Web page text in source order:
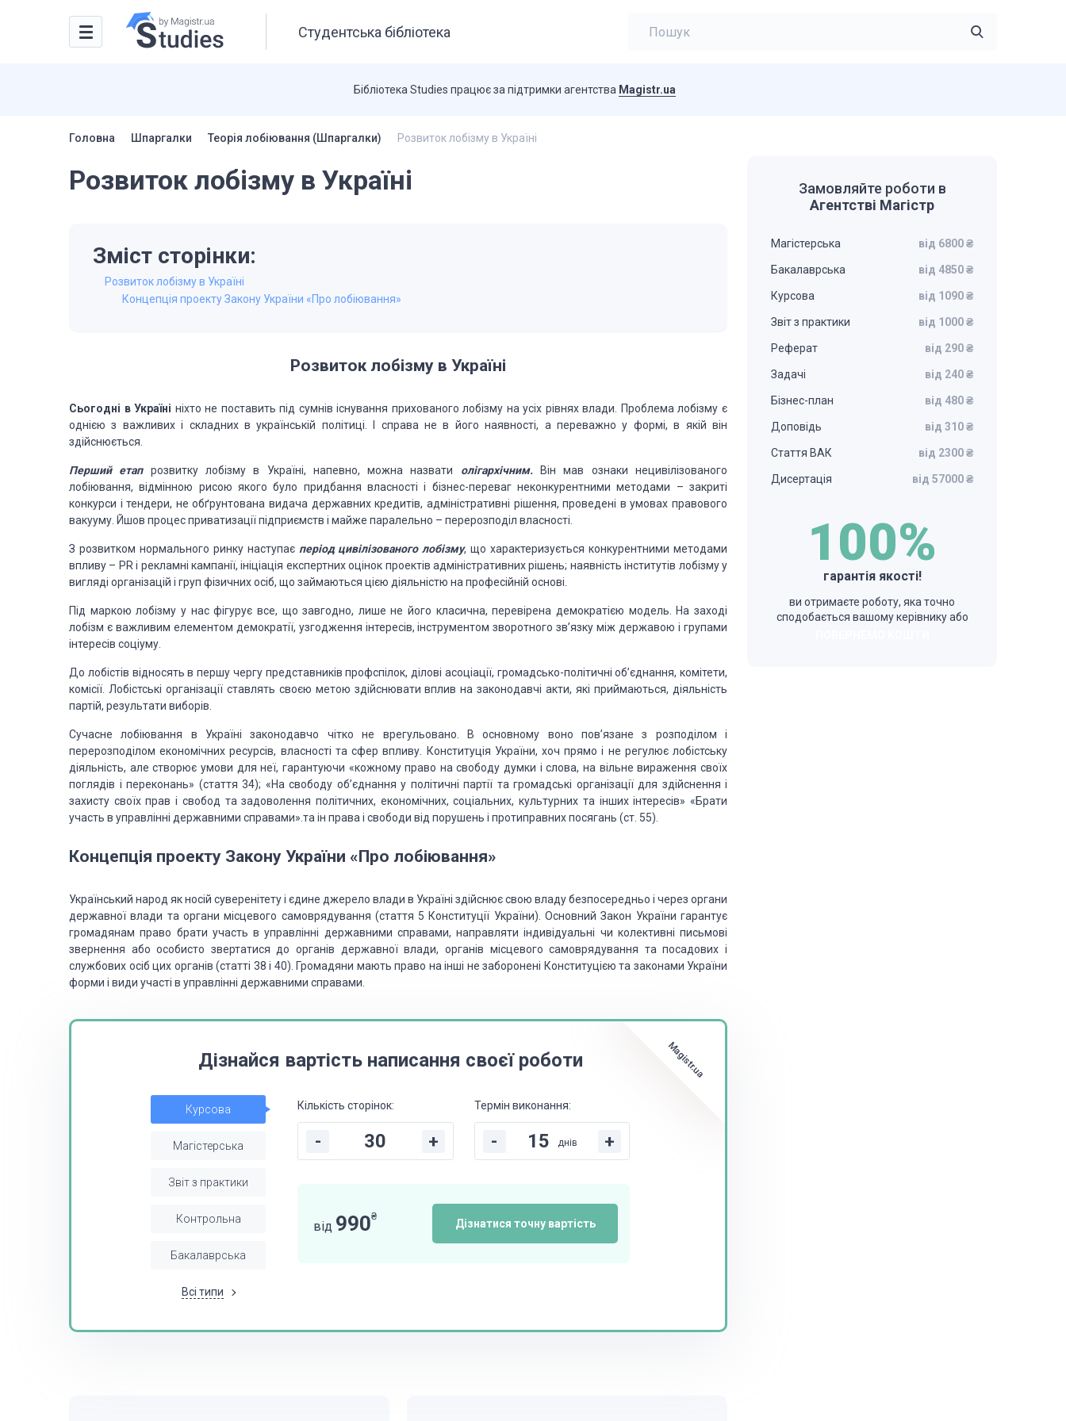
Студентська бібліотека
Бібліотека Studies працює за підтримки агентства Magistr.ua
Головна Шпаргалки Теорія лобіювання (Шпаргалки) Розвиток лобізму в Україні
Розвиток лобізму в Україні
Зміст сторінки:
Розвиток лобізму в Україні
Концепція проекту Закону України «Про лобіювання»
Розвиток лобізму в Україні
Сьогодні в Україні ніхто не поставить під сумнів існування прихованого лобізму на усіх рівнях влади. Проблема лобізму є
однією з важливих і складних в українській політиці. І справа не в його наявності, а переважно у формі, в якій він
здійснюється.
Перший етапрозвитку лобізму в Україні, напевно, можна назвати олігархічним.Він мав ознаки нецивілізованого
лобіювання, відмінною рисою якого було придбання власності і бізнес-переваг неконкурентними методами – закриті
конкурси і тендери, не обґрунтована видача державних кредитів, адміністративні рішення, проведені в умовах правового
вакууму. Йшов процес приватизаціїпідприємств і майже паралельно – перерозподіл власності.
З розвитком нормального ринку наступає період цивілізованого лобізму, що характеризується конкурентними методами
впливу – PR і рекламні кампанії, ініціація експертних оцінок проектів адміністративних рішень; наявність інститутів лобізму у
вигляді організацій і груп фізичних осіб, що займаються цією діяльністю на професійній основі.
Під маркою лобізму у нас фігурує все, що завгодно, лише не його класична, перевірена демократією модель. На заході
лобізм є важливим елементом демократії, узгодження інтересів, інструментом зворотного зв’язку між державою і групами
інтересів соціуму.
До лобістів відносять в першу чергу представників профспілок, ділові асоціації, громадсько-політичні об’єднання, комітети,
комісії. Лобістські організації ставлять своєю метою здійснювати вплив на законодавчі акти, які приймаються, діяльність
партій, результати виборів.
Сучасне лобіювання в Україні законодавчо чітко не врегульовано. В основному воно пов’язане з розподілом і
перерозподілом економічних ресурсів, власності та сфер впливу. Конституція України, хоч прямо і не регулює лобістську
діяльність, але створює умови для неї, гарантуючи «кожному право на свободу думки і слова, на вільне вираження своїх
поглядів і переконань» (стаття 34); «На свободу об’єднання у політичні партії та громадські організації для здійснення і
захисту своїх прав і свобод та задоволення політичних, економічних, соціальних, культурних та інших інтересів» «Брати
участь в управлінні державними справами».та ін права і свободи від порушень і протиправних посягань (ст. 55).
Концепція проекту Закону України «Про лобіювання»
Український народ як носій суверенітету і єдине джерело влади в Україні здійснює свою владубезпосередньо і через органи
державної влади та органи місцевого самоврядування (стаття 5 Конституції України). Основний Закон України гарантує
громадянам право брати участь в управлінні державними справами, направляти індивідуальні чи колективні письмові
звернення або особисто звертатися до органів державної влади, органів місцевого самоврядування та посадових і
службових осіб цих органів (статті 38 і 40). Громадяни мають право на інші не заборонені Конституцією та законами України
форми і види участі в управлінні державними справами.
Magistr.ua
Дізнайся вартість написання своєї роботи
Курсова
Магістерська
Звіт з практики
Контрольна
Бакалаврська
Всі типи
Кількість сторінок:
- +
Термін виконання:
- днів +
від 990₴
Дізнатися точну вартість
Замовляйте роботи в
Агентстві Магістр
Магістерська від 6800 ₴
Бакалаврська від 4850 ₴
Курсова від 1090 ₴
Звіт з практики від 1000 ₴
Реферат від 290 ₴
Задачі від 240 ₴
Бізнес-план від 480 ₴
Доповідь від 310 ₴
Стаття ВАК від 2300 ₴
Дисертація від 57000 ₴
100%
гарантія якості!
ви отримаєте роботу, яка точно
сподобається вашому керівнику або